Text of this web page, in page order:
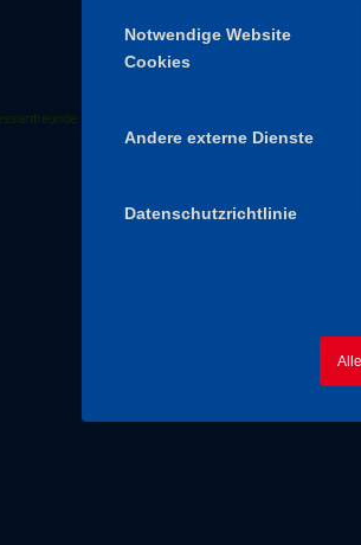
Notwendige Website
Cookies
Andere externe Dienste
Datenschutzrichtlinie